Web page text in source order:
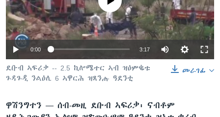
ቂሔ ጽልሚ
ቋንቋታት
Auto 240p 360p 480p
0:00 3:17
240p
መራገፊ
ደቡብ ኣፍሪቃ -- 2.5 ኪሎሜተር ኣብ ዝዕምቈቱ
ጉዳጉዲ ንልዕሊ 6 ኣዋርሕ ዝጸንሑ ዓደንቲ
ዋሽንግተን — ሰብ-መዚ ደቡብ ኣፍሪቃ፡ ናብቶም